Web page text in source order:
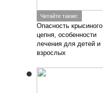
Читайте также:
Опасность крысиного
цепня, особенности
лечения для детей и
взрослых